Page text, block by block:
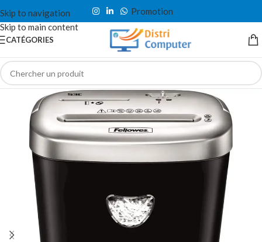
Skip to navigation
Skip to main content
Promotion
CATÉGORIES